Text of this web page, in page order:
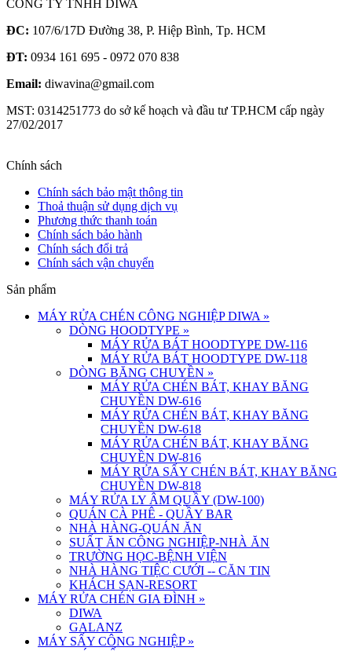
CÔNG TY TNHH DIWA
ĐC: 107/6/17D Đường 38, P. Hiệp Bình, Tp. HCM
ĐT: 0934 161 695 - 0972 070 838
Email: diwavina@gmail.com
MST: 0314251773 do sở kế hoạch và đầu tư TP.HCM cấp ngày
27/02/2017
Chính sách
Chính sách bảo mật thông tin
Thoả thuận sử dụng dịch vụ
Phương thức thanh toán
Chính sách bảo hành
Chính sách đổi trả
Chính sách vận chuyển
Sản phẩm
MÁY RỬA CHÉN CÔNG NGHIỆP DIWA »
DÒNG HOODTYPE »
MÁY RỬA BÁT HOODTYPE DW-116
MÁY RỬA BÁT HOODTYPE DW-118
DÒNG BĂNG CHUYỀN »
MÁY RỬA CHÉN BÁT, KHAY BĂNG
CHUYỀN DW-616
MÁY RỬA CHÉN BÁT, KHAY BĂNG
CHUYỀN DW-618
MÁY RỬA CHÉN BÁT, KHAY BĂNG
CHUYỀN DW-816
MÁY RỬA SẤY CHÉN BÁT, KHAY BĂNG
CHUYỀN DW-818
MÁY RỬA LY ÂM QUẦY (DW-100)
QUÁN CÀ PHÊ - QUẦY BAR
NHÀ HÀNG-QUÁN ĂN
SUẤT ĂN CÔNG NGHIỆP-NHÀ ĂN
TRƯỜNG HỌC-BỆNH VIỆN
NHÀ HÀNG TIỆC CƯỚI -- CĂN TIN
KHÁCH SẠN-RESORT
MÁY RỬA CHÉN GIA ĐÌNH »
DIWA
GALANZ
MÁY SẤY CÔNG NGHIỆP »